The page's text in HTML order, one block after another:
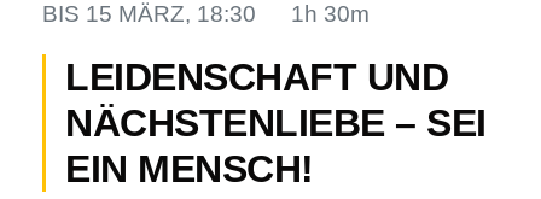
BIS 15 MÄRZ, 18:30 1h 30m
LEIDENSCHAFT UND
NÄCHSTENLIEBE – SEI
EIN MENSCH!